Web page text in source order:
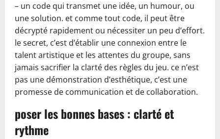
– un code qui transmet une idée, un humour, ou
une solution. et comme tout code, il peut être
décrypté rapidement ou nécessiter un peu d’effort.
le secret, c’est d’établir une connexion entre le
talent artistique et les attentes du groupe, sans
jamais sacrifier la clarté des règles du jeu. ce n’est
pas une démonstration d’esthétique, c’est une
promesse de communication et de collaboration.
poser les bonnes bases : clarté et
rythme